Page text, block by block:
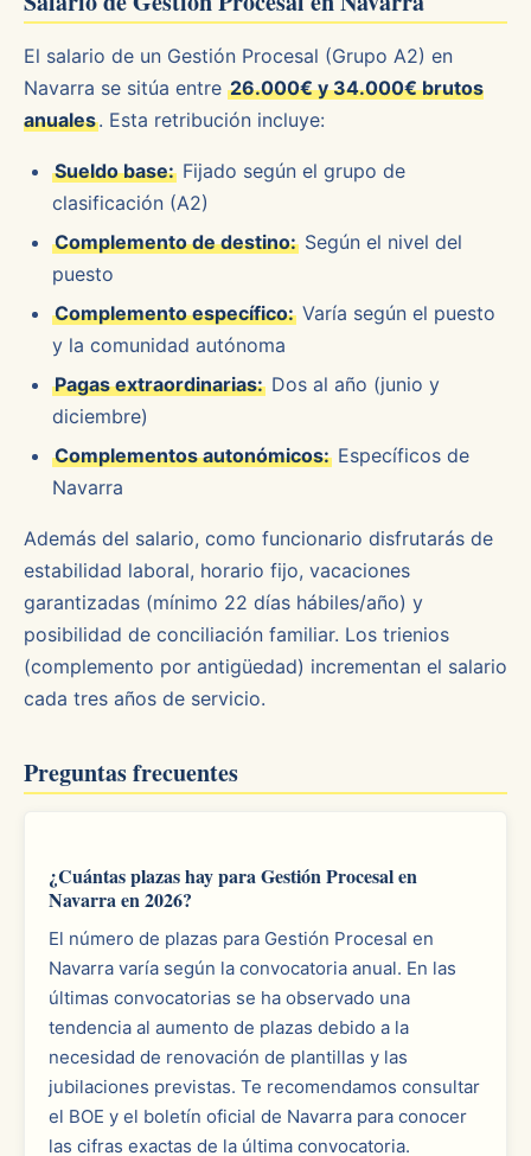
El salario de un Gestión Procesal (Grupo A2) en
Navarra se sitúa entre 26.000€ y 34.000€ brutos
anuales. Esta retribución incluye:
Sueldo base: Fijado según el grupo de
clasificación (A2)
Complemento de destino: Según el nivel del
puesto
Complemento específico: Varía según el puesto
y la comunidad autónoma
Pagas extraordinarias: Dos al año (junio y
diciembre)
Complementos autonómicos: Específicos de
Navarra
Además del salario, como funcionario disfrutarás de
estabilidad laboral, horario fijo, vacaciones
garantizadas (mínimo 22 días hábiles/año) y
posibilidad de conciliación familiar. Los trienios
(complemento por antigüedad) incrementan el salario
cada tres años de servicio.
Preguntas frecuentes
¿Cuántas plazas hay para Gestión Procesal en
Navarra en 2026?
El número de plazas para Gestión Procesal en
Navarra varía según la convocatoria anual. En las
últimas convocatorias se ha observado una
tendencia al aumento de plazas debido a la
necesidad de renovación de plantillas y las
jubilaciones previstas. Te recomendamos consultar
el BOE y el boletín oficial de Navarra para conocer
las cifras exactas de la última convocatoria.